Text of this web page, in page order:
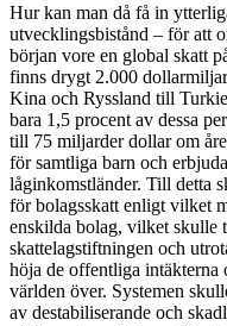
Hur kan man då få in
utvecklingsbistånd – för att
början vore en global skatt
finns drygt 2.000
Kina och Ryssland till
bara 1,5 procent av dessa
till 75 miljarder dollar om
för samtliga barn och
låginkomstländer. Till detta
för bolagsskatt enligt vilket
enskilda bolag, vilket skulle
skattelagstiftningen och
höja de offentliga
världen över. Systemen
av destabiliserande och